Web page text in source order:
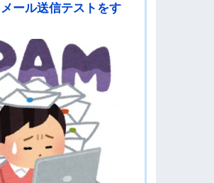
ール送信テストをす